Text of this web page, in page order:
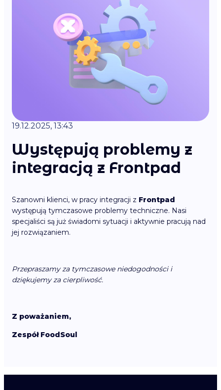
19.12.2025, 13:43
Występują problemy z
integracją z Frontpad
Szanowni klienci, w pracy integracji z Frontpad
występują tymczasowe problemy techniczne. Nasi
specjaliści są już świadomi sytuacji i aktywnie pracują nad
jej rozwiązaniem.
Przepraszamy za tymczasowe niedogodności i
dziękujemy za cierpliwość.
Z poważaniem,
Zespół FoodSoul